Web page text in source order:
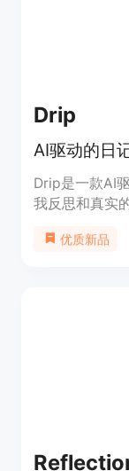
Drip
AI驱动的日
Drip是一款AI
我反思和真实
入的内省，以
优质新品